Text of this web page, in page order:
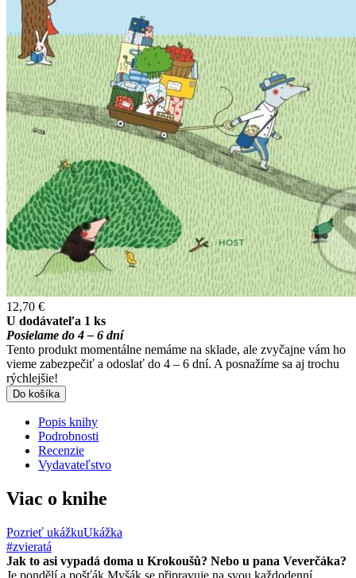
12,70 €
U dodávateľa 1 ks
Posielame do 4 – 6 dní
Tento produkt momentálne nemáme na sklade, ale zvyčajne vám ho
vieme zabezpečiť a odoslať do 4 – 6 dní. A posnažíme sa aj trochu
rýchlejšie!
Do košíka
Popis knihy
Podrobnosti
Recenzie
Vydavateľstvo
Viac o knihe
Pozrieť ukážkuUkážka
#zvieratá
Jak to asi vypadá doma u Krokoušů? Nebo u pana Veverčáka?
Je pondělí a pošťák Myšák se připravuje na svou každodenní